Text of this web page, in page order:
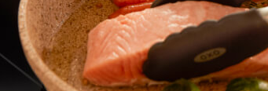
показать